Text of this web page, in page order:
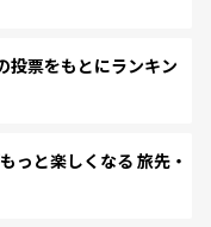
票をもとにランキン
と楽しくなる 旅先・